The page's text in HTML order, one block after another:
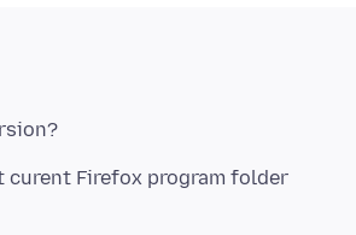
curent Firefox program folder